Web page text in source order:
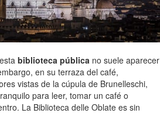
biblioteca pública no suele aparecer
en su terraza del café,
vistas de la cúpula de Brunelleschi,
para leer, tomar un café o
La Biblioteca delle Oblate es sin